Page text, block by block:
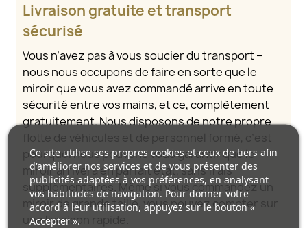
Livraison gratuite et transport
sécurisé
Vous n’avez pas à vous soucier du transport –
nous nous occupons de faire en sorte que le
miroir que vous avez commandé arrive en toute
sécurité entre vos mains, et ce, complètement
gratuitement. Nous disposons de notre propre
flotte de véhicules et de personnel formé, c’est
pourquoi nous pouvons vous garantir que le
miroir arrivera en parfait état, sans frais
supplémentaires. Même si vous commandez un
miroir de grande taille, vous pouvez compter sur
une livraison rapide.
Ce site utilise ses propres cookies et ceux de tiers afin
d'améliorer nos services et de vous présenter des
publicités adaptées à vos préférences, en analysant
vos habitudes de navigation. Pour donner votre
accord à leur utilisation, appuyez sur le bouton «
Accepter ».